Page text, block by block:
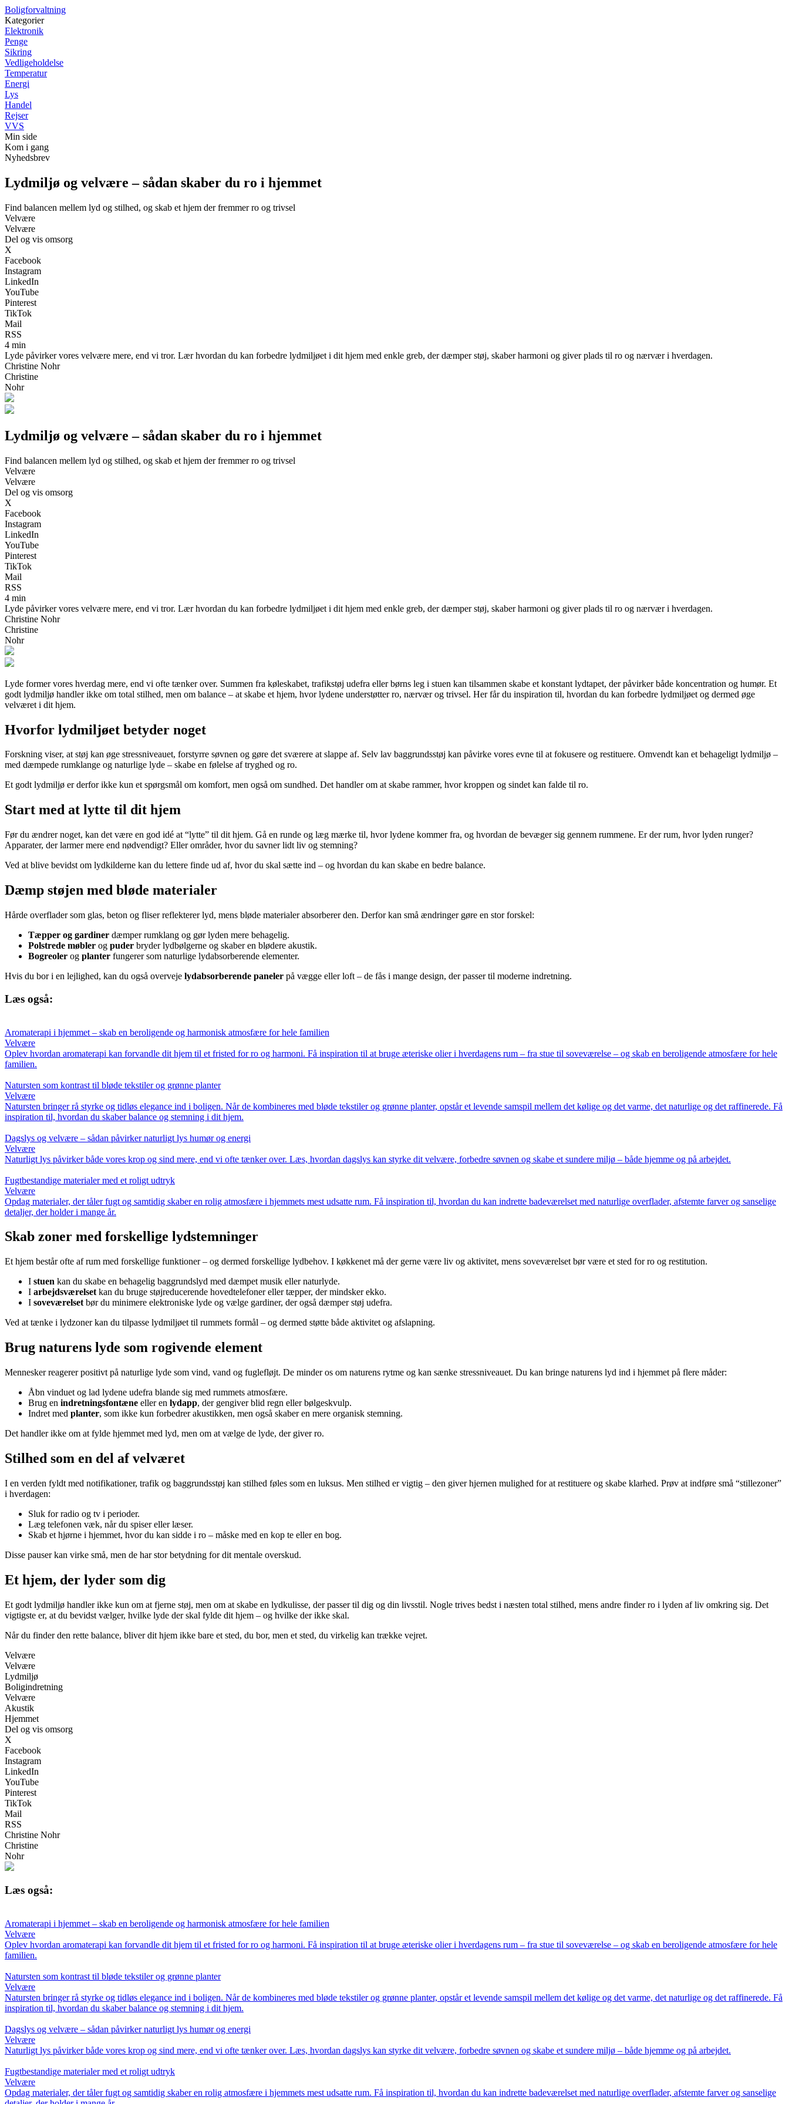
Boligforvaltning
Kategorier
Elektronik
Penge
Sikring
Vedligeholdelse
Temperatur
Energi
Lys
Handel
Rejser
VVS
Min side
Kom i gang
Nyhedsbrev
Lydmiljø og velvære – sådan skaber du ro i hjemmet
Find balancen mellem lyd og stilhed, og skab et hjem der fremmer ro og trivsel
Velvære
Velvære
Del og vis omsorg
X
Facebook
Instagram
LinkedIn
YouTube
Pinterest
TikTok
Mail
RSS
4 min
Lyde påvirker vores velvære mere, end vi tror. Lær hvordan du kan forbedre lydmiljøet i dit hjem med enkle greb, der dæmper støj, skaber harmoni og giver plads til ro og nærvær i hverdagen.
Christine Nohr
Christine
Nohr
Lydmiljø og velvære – sådan skaber du ro i hjemmet
Find balancen mellem lyd og stilhed, og skab et hjem der fremmer ro og trivsel
Velvære
Velvære
Del og vis omsorg
X
Facebook
Instagram
LinkedIn
YouTube
Pinterest
TikTok
Mail
RSS
4 min
Lyde påvirker vores velvære mere, end vi tror. Lær hvordan du kan forbedre lydmiljøet i dit hjem med enkle greb, der dæmper støj, skaber harmoni og giver plads til ro og nærvær i hverdagen.
Christine Nohr
Christine
Nohr
Lyde former vores hverdag mere, end vi ofte tænker over. Summen fra køleskabet, trafikstøj udefra eller børns leg i stuen kan tilsammen skabe et konstant lydtapet, der påvirker både koncentration og humør. Et
godt lydmiljø handler ikke om total stilhed, men om balance – at skabe et hjem, hvor lydene understøtter ro, nærvær og trivsel. Her får du inspiration til, hvordan du kan forbedre lydmiljøet og dermed øge
velværet i dit hjem.
Hvorfor lydmiljøet betyder noget
Forskning viser, at støj kan øge stressniveauet, forstyrre søvnen og gøre det sværere at slappe af. Selv lav baggrundsstøj kan påvirke vores evne til at fokusere og restituere. Omvendt kan et behageligt lydmiljø –
med dæmpede rumklange og naturlige lyde – skabe en følelse af tryghed og ro.
Et godt lydmiljø er derfor ikke kun et spørgsmål om komfort, men også om sundhed. Det handler om at skabe rammer, hvor kroppen og sindet kan falde til ro.
Start med at lytte til dit hjem
Før du ændrer noget, kan det være en god idé at “lytte” til dit hjem. Gå en runde og læg mærke til, hvor lydene kommer fra, og hvordan de bevæger sig gennem rummene. Er der rum, hvor lyden runger?
Apparater, der larmer mere end nødvendigt? Eller områder, hvor du savner lidt liv og stemning?
Ved at blive bevidst om lydkilderne kan du lettere finde ud af, hvor du skal sætte ind – og hvordan du kan skabe en bedre balance.
Dæmp støjen med bløde materialer
Hårde overflader som glas, beton og fliser reflekterer lyd, mens bløde materialer absorberer den. Derfor kan små ændringer gøre en stor forskel:
Tæpper og gardiner dæmper rumklang og gør lyden mere behagelig.
Polstrede møbler og puder bryder lydbølgerne og skaber en blødere akustik.
Bogreoler og planter fungerer som naturlige lydabsorberende elementer.
Hvis du bor i en lejlighed, kan du også overveje lydabsorberende paneler på vægge eller loft – de fås i mange design, der passer til moderne indretning.
Læs også:
Aromaterapi i hjemmet – skab en beroligende og harmonisk atmosfære for hele familien
Velvære
Oplev hvordan aromaterapi kan forvandle dit hjem til et fristed for ro og harmoni. Få inspiration til at bruge æteriske olier i hverdagens rum – fra stue til soveværelse – og skab en beroligende atmosfære for hele
familien.
Natursten som kontrast til bløde tekstiler og grønne planter
Velvære
Natursten bringer rå styrke og tidløs elegance ind i boligen. Når de kombineres med bløde tekstiler og grønne planter, opstår et levende samspil mellem det kølige og det varme, det naturlige og det raffinerede. Få
inspiration til, hvordan du skaber balance og stemning i dit hjem.
Dagslys og velvære – sådan påvirker naturligt lys humør og energi
Velvære
Naturligt lys påvirker både vores krop og sind mere, end vi ofte tænker over. Læs, hvordan dagslys kan styrke dit velvære, forbedre søvnen og skabe et sundere miljø – både hjemme og på arbejdet.
Fugtbestandige materialer med et roligt udtryk
Velvære
Opdag materialer, der tåler fugt og samtidig skaber en rolig atmosfære i hjemmets mest udsatte rum. Få inspiration til, hvordan du kan indrette badeværelset med naturlige overflader, afstemte farver og sanselige
detaljer, der holder i mange år.
Skab zoner med forskellige lydstemninger
Et hjem består ofte af rum med forskellige funktioner – og dermed forskellige lydbehov. I køkkenet må der gerne være liv og aktivitet, mens soveværelset bør være et sted for ro og restitution.
I stuen kan du skabe en behagelig baggrundslyd med dæmpet musik eller naturlyde.
I arbejdsværelset kan du bruge støjreducerende hovedtelefoner eller tæpper, der mindsker ekko.
I soveværelset bør du minimere elektroniske lyde og vælge gardiner, der også dæmper støj udefra.
Ved at tænke i lydzoner kan du tilpasse lydmiljøet til rummets formål – og dermed støtte både aktivitet og afslapning.
Brug naturens lyde som rogivende element
Mennesker reagerer positivt på naturlige lyde som vind, vand og fuglefløjt. De minder os om naturens rytme og kan sænke stressniveauet. Du kan bringe naturens lyd ind i hjemmet på flere måder:
Åbn vinduet og lad lydene udefra blande sig med rummets atmosfære.
Brug en indretningsfontæne eller en lydapp, der gengiver blid regn eller bølgeskvulp.
Indret med planter, som ikke kun forbedrer akustikken, men også skaber en mere organisk stemning.
Det handler ikke om at fylde hjemmet med lyd, men om at vælge de lyde, der giver ro.
Stilhed som en del af velværet
I en verden fyldt med notifikationer, trafik og baggrundsstøj kan stilhed føles som en luksus. Men stilhed er vigtig – den giver hjernen mulighed for at restituere og skabe klarhed. Prøv at indføre små “stillezoner”
i hverdagen:
Sluk for radio og tv i perioder.
Læg telefonen væk, når du spiser eller læser.
Skab et hjørne i hjemmet, hvor du kan sidde i ro – måske med en kop te eller en bog.
Disse pauser kan virke små, men de har stor betydning for dit mentale overskud.
Et hjem, der lyder som dig
Et godt lydmiljø handler ikke kun om at fjerne støj, men om at skabe en lydkulisse, der passer til dig og din livsstil. Nogle trives bedst i næsten total stilhed, mens andre finder ro i lyden af liv omkring sig. Det
vigtigste er, at du bevidst vælger, hvilke lyde der skal fylde dit hjem – og hvilke der ikke skal.
Når du finder den rette balance, bliver dit hjem ikke bare et sted, du bor, men et sted, du virkelig kan trække vejret.
Velvære
Velvære
Lydmiljø
Boligindretning
Velvære
Akustik
Hjemmet
Del og vis omsorg
X
Facebook
Instagram
LinkedIn
YouTube
Pinterest
TikTok
Mail
RSS
Christine Nohr
Christine
Nohr
Læs også:
Aromaterapi i hjemmet – skab en beroligende og harmonisk atmosfære for hele familien
Velvære
Oplev hvordan aromaterapi kan forvandle dit hjem til et fristed for ro og harmoni. Få inspiration til at bruge æteriske olier i hverdagens rum – fra stue til soveværelse – og skab en beroligende atmosfære for hele
familien.
Natursten som kontrast til bløde tekstiler og grønne planter
Velvære
Natursten bringer rå styrke og tidløs elegance ind i boligen. Når de kombineres med bløde tekstiler og grønne planter, opstår et levende samspil mellem det kølige og det varme, det naturlige og det raffinerede. Få
inspiration til, hvordan du skaber balance og stemning i dit hjem.
Dagslys og velvære – sådan påvirker naturligt lys humør og energi
Velvære
Naturligt lys påvirker både vores krop og sind mere, end vi ofte tænker over. Læs, hvordan dagslys kan styrke dit velvære, forbedre søvnen og skabe et sundere miljø – både hjemme og på arbejdet.
Fugtbestandige materialer med et roligt udtryk
Velvære
Opdag materialer, der tåler fugt og samtidig skaber en rolig atmosfære i hjemmets mest udsatte rum. Få inspiration til, hvordan du kan indrette badeværelset med naturlige overflader, afstemte farver og sanselige